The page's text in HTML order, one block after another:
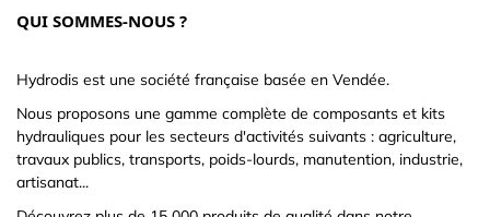
QUI SOMMES-NOUS ?
Hydrodis est une société française basée en Vendée.
Nous proposons une gamme complète de composants et kits
hydrauliques pour les secteurs d'activités suivants : agriculture,
travaux publics, transports, poids-lourds, manutention, industrie,
artisanat...